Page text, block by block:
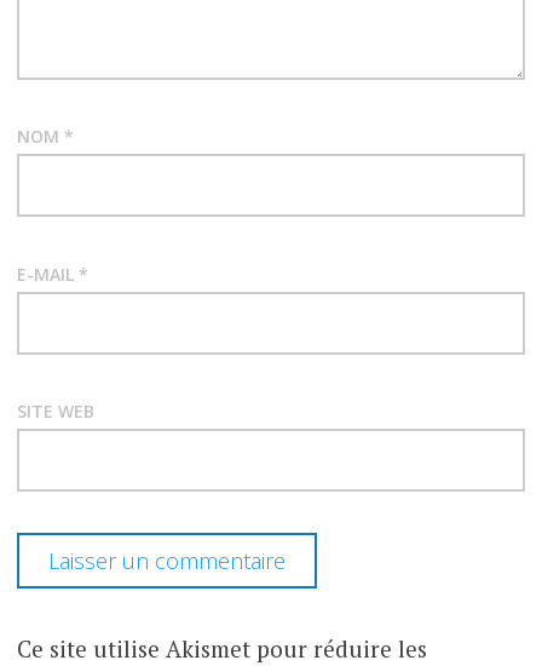
NOM *
E-MAIL *
SITE WEB
Ce site utilise Akismet pour réduire les